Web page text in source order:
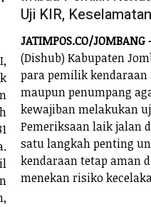
Uji KIR,
JATIMPOS.CO/JOMBANG
(Dishub) Kabupaten
para pemilik
maupun penumpang
kewajiban melakukan
Pemeriksaan laik jalan
satu langkah penting
kendaraan tetap aman
menekan risiko